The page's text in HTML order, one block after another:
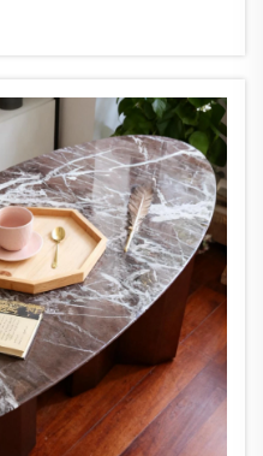
アイテムです。大理
気に入りの植物など